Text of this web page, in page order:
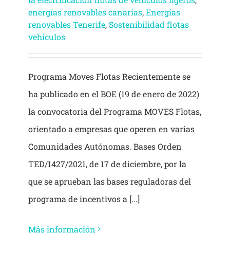
energías renovables canarias,Energías
renovables Tenerife,Sostenibilidad flotas
vehículos
Programa Moves Flotas Recientemente se
ha publicado en el BOE (19 de enero de 2022)
la convocatoria del Programa MOVES Flotas,
orientado a empresas que operen en varias
Comunidades Autónomas. Bases Orden
TED/1427/2021, de 17 de diciembre, por la
que se aprueban las bases reguladoras del
programa de incentivos a [...]
Más información